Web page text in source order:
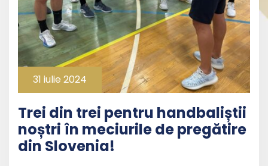
31 iulie 2024
Trei din trei pentru handbaliștii
noștri în meciurile de pregătire
din Slovenia!